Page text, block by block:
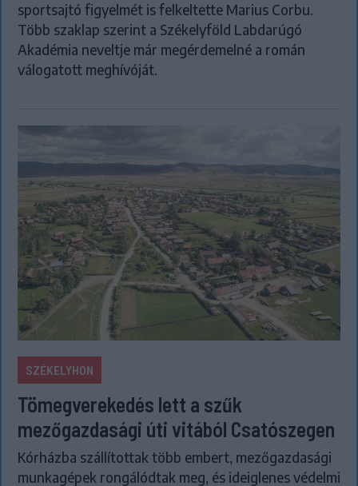
sportsajtó figyelmét is felkeltette Marius Corbu.
Több szaklap szerint a Székelyföld Labdarúgó
Akadémia neveltje már megérdemelné a román
válogatott meghívóját.
SZÉKELYHON
Tömegverekedés lett a szűk
mezőgazdasági úti vitából Csatószegen
Kórházba szállítottak több embert, mezőgazdasági
munkagépek rongálódtak meg, és ideiglenes védelmi